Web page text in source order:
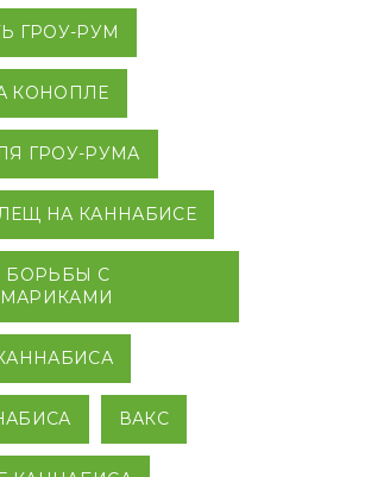
ГРОУ-РУМ
КОНОПЛЕ
ГРОУ-РУМА
НА КАННАБИСЕ
БОРЬБЫ С
ВАКС